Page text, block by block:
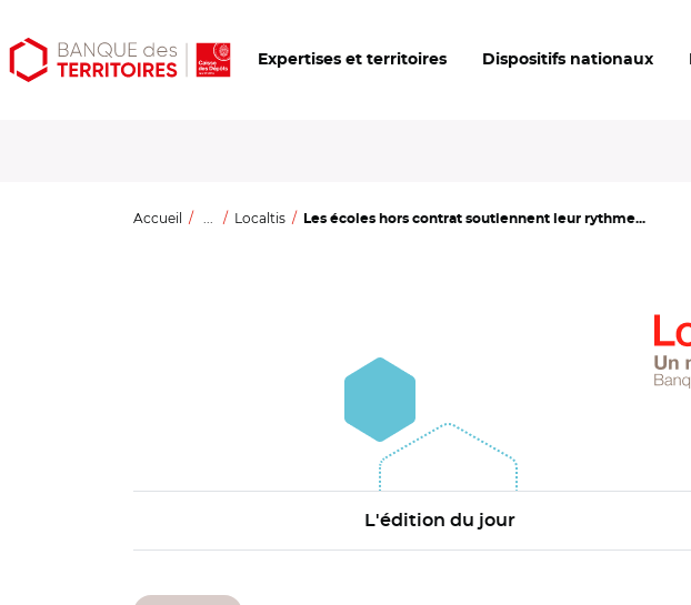
Aller
au
Aller
au
Ouvrir
les
Expertises et territoires Dispositifs nationaux
Accueil ... Localtis Les écoles hors contrat soutiennent leur rythme...
L'édition du jour